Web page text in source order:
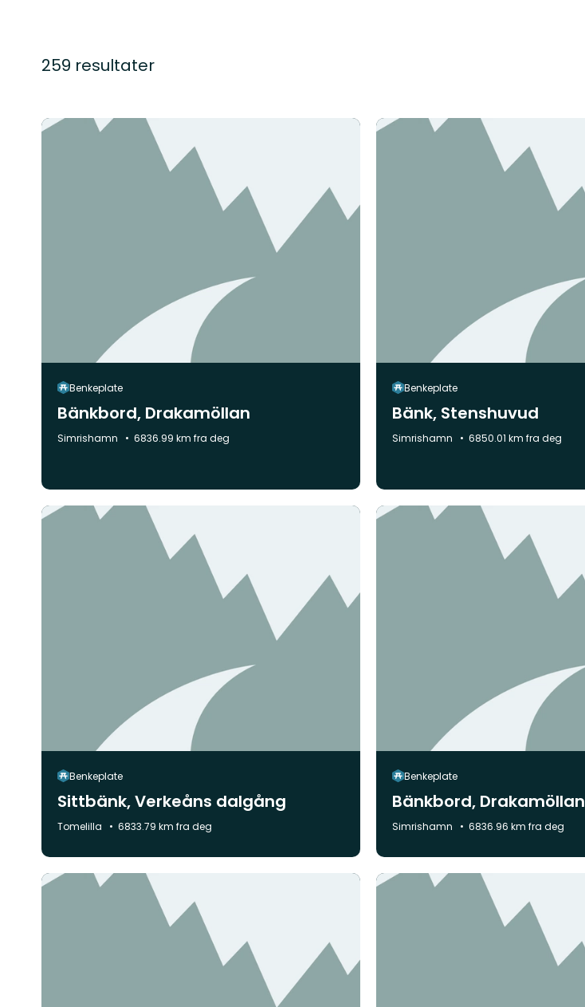
259 resultater
Benkeplate
Bänkbord, Drakamöllan
Kommune:
Simrishamn 6836.99 km fra deg
Benkeplate
Bänk, Stenshuvud
Kommune:
Simrishamn 6850.01 km fra deg
Benkeplate
Sittbänk, Verkeåns dalgång
Kommune:
Tomelilla 6833.79 km fra deg
Benkeplate
Bänkbord, Drakamöllan
Kommune:
Simrishamn 6836.96 km fra deg